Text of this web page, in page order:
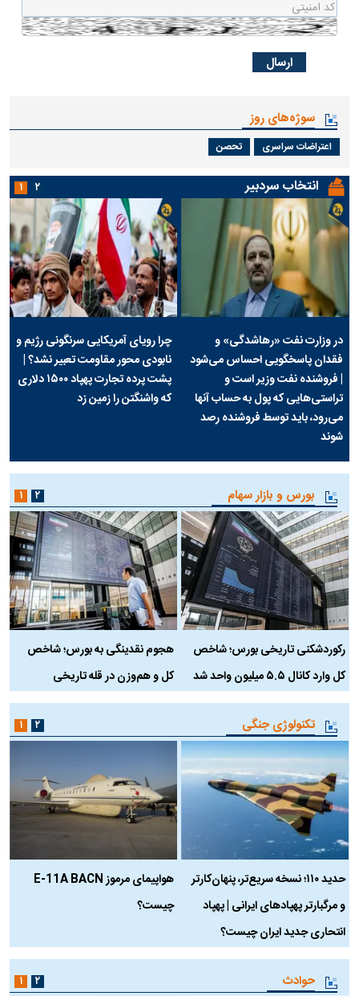
سوژه‌های روز
اعتراضات سراسری تحصن
انتخاب سردبیر
در وزارت نفت «رهاشدگی» و
فقدان پاسخگویی احساس می‌شود
| فروشنده نفت وزیر است و
تراستی‌هایی که پول به حساب آنها
می‌رود، باید توسط فروشنده رصد
شوند
چرا رویای آمریکایی سرنگونی رژیم و
نابودی محور مقاومت تعبیر نشد؟ |
پشت پرده تجارت پهپاد‌ ۱۵۰۰ دلاری
که واشنگتن را زمین زد
۱ ۲
بورس و بازار سهام
رکوردشکنی تاریخی بورس؛ شاخص
کل وارد کانال ۵.۵ میلیون واحد شد
هجوم نقدینگی به بورس؛ شاخص
کل و هم‌وزن در قله تاریخی
۱ ۲
تکنولوژی جنگی
حدید ۱۱۰؛ نسخه سریع‌تر، پنهان‌کارتر
و مرگبارتر پهپادهای ایرانی | پهپاد
انتحاری جدید ایران چیست؟
هواپیمای مرموز E-11A BACN
چیست؟
۱ ۲
حوادث ۱ ۲